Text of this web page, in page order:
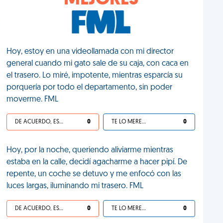
Hoy, estoy en una videollamada con mi director
general cuando mi gato sale de su caja, con caca en
el trasero. Lo miré, impotente, mientras esparcía su
porquería por todo el departamento, sin poder
moverme. FML
DE ACUERDO, ES UNA VIDA HP 0 TE LO MERECES 0
Hoy, por la noche, queriendo aliviarme mientras
estaba en la calle, decidí agacharme a hacer pipí. De
repente, un coche se detuvo y me enfocó con las
luces largas, iluminando mi trasero. FML
DE ACUERDO, ES UNA VIDA HP 0 TE LO MERECES 0